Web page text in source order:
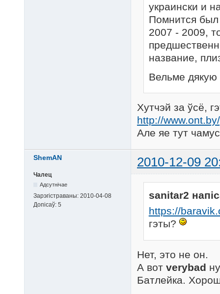
украински и
Помнится был
2007 - 2009,
название,
Вельме
Хутчэй за ўсё,
http://
Але яе тут
ShemAN 2010-12-09
Чалец
Адсутнічае
Зарэгістраваны: 2010-04-08
Допісаў: 5
sanitar2
https://
гэты?
Нет, это не он.
А вот verybad
Батлейка.